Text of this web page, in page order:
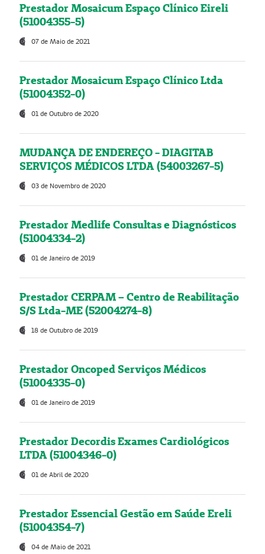
Prestador Mosaicum Espaço Clínico Eireli
(51004355-5)
07 de Maio de 2021
Prestador Mosaicum Espaço Clínico Ltda
(51004352-0)
01 de Outubro de 2020
MUDANÇA DE ENDEREÇO - DIAGITAB
SERVIÇOS MÉDICOS LTDA (54003267-5)
03 de Novembro de 2020
Prestador Medlife Consultas e Diagnósticos
(51004334-2)
01 de Janeiro de 2019
Prestador CERPAM – Centro de Reabilitação
S/S Ltda-ME (52004274-8)
18 de Outubro de 2019
Prestador Oncoped Serviços Médicos
(51004335-0)
01 de Janeiro de 2019
Prestador Decordis Exames Cardiológicos
LTDA (51004346-0)
01 de Abril de 2020
Prestador Essencial Gestão em Saúde Ereli
(51004354-7)
04 de Maio de 2021